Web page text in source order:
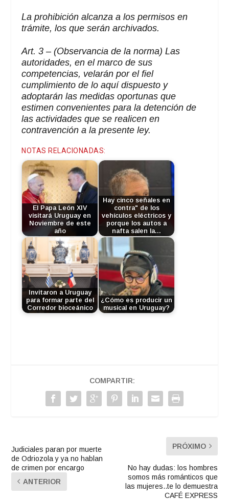
La prohibición alcanza a los permisos en
trámite, los que serán archivados.
Art. 3 – (Observancia de la norma) Las
autoridades, en el marco de sus
competencias, velarán por el fiel
cumplimiento de lo aquí dispuesto y
adoptarán las medidas oportunas que
estimen convenientes para la detención de
las actividades que se realicen en
contravención a la presente ley.
NOTAS RELACIONADAS:
El Papa León XIV
visitará Uruguay en
Noviembre de este
año
Hay cinco señales en
contra" de los
vehículos eléctricos y
porque los autos a
nafta salen la…
Invitaron a Uruguay
para formar parte del
Corredor bioceánico
¿Cómo es producir un
musical en Uruguay?
COMPARTIR:
Judiciales paran por muerte
de Odriozola y ya no hablan
de crimen por encargo
ANTERIOR
PRÓXIMO
No hay dudas: los hombres
somos más románticos que
las mujeres..te lo demuestra
CAFÉ EXPRESS